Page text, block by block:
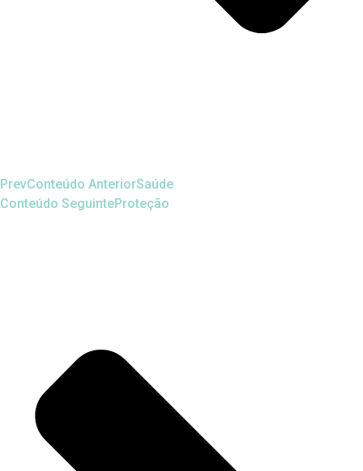
PrevConteúdo AnteriorSaúde
Conteúdo SeguinteProteção